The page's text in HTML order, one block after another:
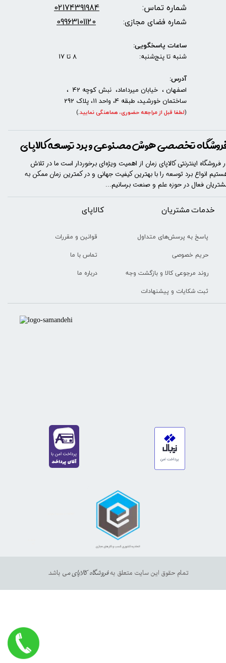
تمام حقوق این سایت متعلق بهفروشگاه کالاپای می باشد.
خدمات مشتریان
پاسخ به پرسش‌های متداول
حریم خصوصی
روند مرجوعی کالا و بازگشت وجه
ثبت شکایات و پیشنهادات
​​کالاپای
قوانین و مقررات
تماس با ما
درباره ما
تخصصی هوش مصنوعی و برد توسعه کالاپای
فروشگاه اینترنتی کالاپای زمان از اهمیت ویژه‌ای برخوردار است ما در تلاش
انواع برد توسعه را با​​​ بهترین کیفیت جهانی و در کمترین زمان ممکن به
فعال در حوزه علم و صنعت برسانیم...
شماره تماس: 02174391984
شماره فضای مجازی: 09963101120
ساعات پاسخگویی:
شنبه تا پنج‌شنبه: 8 تا 17
آدرس:
اصفهان ، خیابان میرداماد، نبش کوچه 42 ،
ساختمان خورشید، طبقه 4، واحد 11، پلاک 292
(لطفا قبل از مراجعه حضوری، هماهنگی نمایید.
)